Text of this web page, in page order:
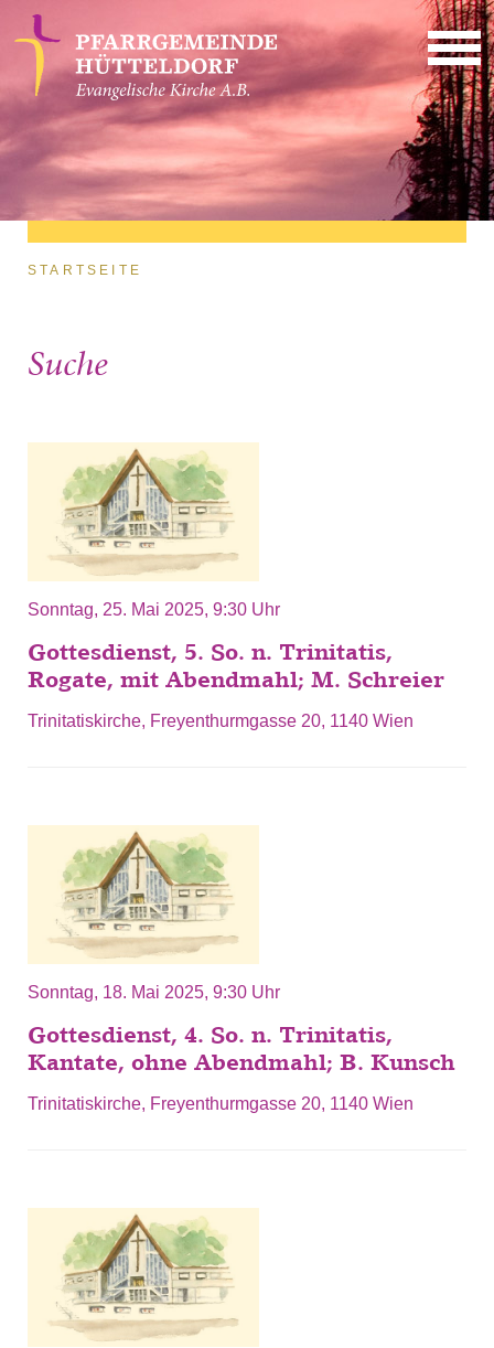
Direkt zum Inhalt
Sie sind hier
STARTSEITE
Suche
Sonntag, 25. Mai 2025, 9:30 Uhr
Gottesdienst, 5. So. n. Trinitatis,
Rogate, mit Abendmahl; M. Schreier
Trinitatiskirche, Freyenthurmgasse 20, 1140 Wien
Sonntag, 18. Mai 2025, 9:30 Uhr
Gottesdienst, 4. So. n. Trinitatis,
Kantate, ohne Abendmahl; B. Kunsch
Trinitatiskirche, Freyenthurmgasse 20, 1140 Wien